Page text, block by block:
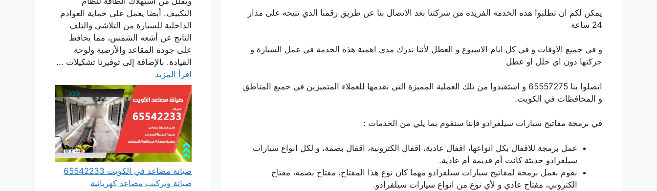
يمكن لكم ان تطلبوا هذه الخدمة الفريدة من شركتنا بعد الاتصال بنا عن طريق رقمنا الذي نتيحه على مدار
24 ساعة
و في جميع الاوقات و في كل ايام الاسبوع و العطل لأننا ندرك مدى اهمية هذه الخدمة في عمل السيارة و
حركتها دون اي خلل او عطل
اتصلوا بنا 65557275 و استفيدوا من تلك العملية المميزة التي نقدمها للعملاء المتميزين في جميع المناطق
و المحافظات في الكويت.
في برمجة مفاتيح سيارات سيلفرادو فإننا سنقوم بما يلي من الخدمات :
عمل برمجة للاقفال بكل انواعها، اقفال عادية، اقفال الكترونية، اقفال بصمة، و لكل انواع سيارات
سيلفرادو حديثة كانت أم قديمة أم عادية.
نقوم بعمل برمجة لمفاتيح سيارات سيلفرادو مهما كان نوع هذا المفتاح، مفتاح بصمة، مفتاح
الكتروني، مفتاح عادي و لأي نوع من انواع سيارات سيلفرادو.
التكييف. أيضا يعمل على حماية العوادم
الداخلية للسيارة من التلاشي والتلف
الناتج عن أشعة الشمس، مما يحافظ
على جودة المقاعد والأرضية ولوحة
القيادة. بالإضافة إلى توفيرنا تشكيلات ...
اقرأ المزيد
صيانة مصاعد في الكويت 65542233
صيانة وتركيب مصاعد كهربائية